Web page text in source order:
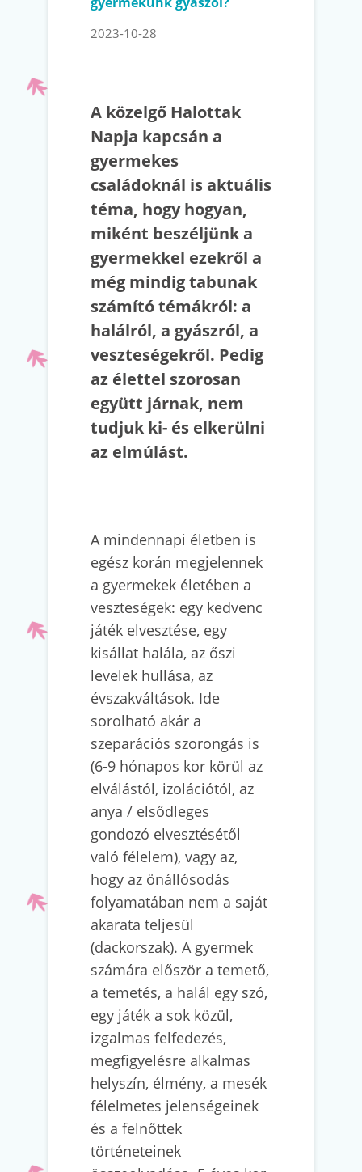
2023-10-28
A közelgő Halottak
Napja kapcsán a
gyermekes
családoknál is aktuális
téma, hogy hogyan,
miként beszéljünk a
gyermekkel ezekről a
még mindig tabunak
számító témákról: a
halálról, a gyászról, a
veszteségekről. Pedig
az élettel szorosan
együtt járnak, nem
tudjuk ki- és elkerülni
az elmúlást.
A mindennapi életben is
egész korán megjelennek
a gyermekek életében a
veszteségek: egy kedvenc
játék elvesztése, egy
kisállat halála, az őszi
levelek hullása, az
évszakváltások. Ide
sorolható akár a
szeparációs szorongás is
(6-9 hónapos kor körül az
elválástól, izolációtól, az
anya / elsődleges
gondozó elvesztésétől
való félelem), vagy az,
hogy az önállósodás
folyamatában nem a saját
akarata teljesül
(dackorszak). A gyermek
számára először a temető,
a temetés, a halál egy szó,
egy játék a sok közül,
izgalmas felfedezés,
megfigyelésre alkalmas
helyszín, élmény, a mesék
félelmetes jelenségeinek
és a felnőttek
történeteinek